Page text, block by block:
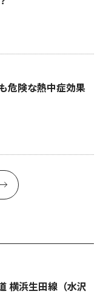
危険な熱中症効果
横浜生田線（水沢